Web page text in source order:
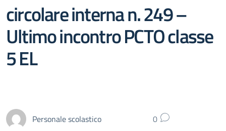
circolare interna n. 249 –
Ultimo incontro PCTO classe
5 EL
Personale scolastico 0